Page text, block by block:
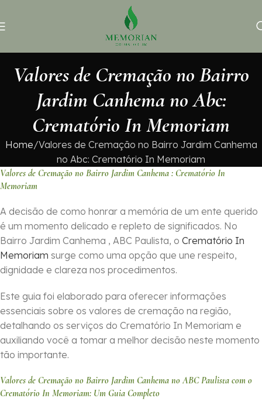
Valores de Cremação no Bairro
Jardim Canhema no Abc:
Crematório In Memoriam
Home Valores de Cremação no Bairro Jardim Canhema
no Abc: Crematório In Memoriam
Valores de Cremação no Bairro Jardim Canhema : Crematório In
Memoriam
A decisão de como honrar a memória de um ente querido
é um momento delicado e repleto de significados. No
Bairro Jardim Canhema , ABC Paulista, o Crematório In
Memoriam surge como uma opção que une respeito,
dignidade e clareza nos procedimentos.
Este guia foi elaborado para oferecer informações
essenciais sobre os valores de cremação na região,
detalhando os serviços do Crematório In Memoriam e
auxiliando você a tomar a melhor decisão neste momento
tão importante.
Valores de Cremação no Bairro Jardim Canhema no ABC Paulista com o
Crematório In Memoriam: Um Guia Completo